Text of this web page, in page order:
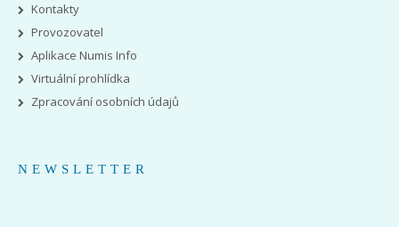
Kontakty
Provozovatel
Aplikace Numis Info
Virtuální prohlídka
Zpracování osobních údajů
NEWSLETTER